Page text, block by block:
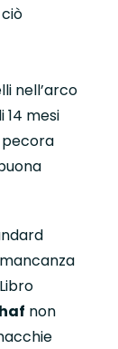
nell’arco
14 mesi
pecora
non